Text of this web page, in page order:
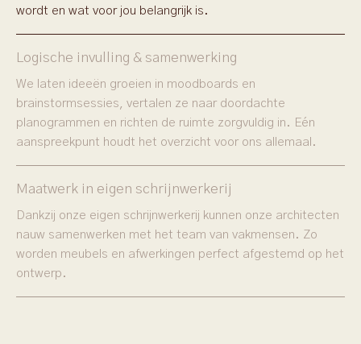
wordt en wat voor jou belangrijk is.
Logische invulling & samenwerking
We laten ideeën groeien in moodboards en
brainstormsessies, vertalen ze naar doordachte
planogrammen en richten de ruimte zorgvuldig in. Eén
aanspreekpunt houdt het overzicht voor ons allemaal.
Maatwerk in eigen schrijnwerkerij
Dankzij onze eigen schrijnwerkerij kunnen onze architecten
nauw samenwerken met het team van vakmensen. Zo
worden meubels en afwerkingen perfect afgestemd op het
ontwerp.